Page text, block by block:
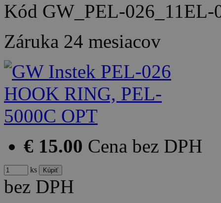
Kód GW_PEL-026_11EL-
Záruka 24 mesiacov
€ 15.00 Cena bez DPH
ks
bez DPH